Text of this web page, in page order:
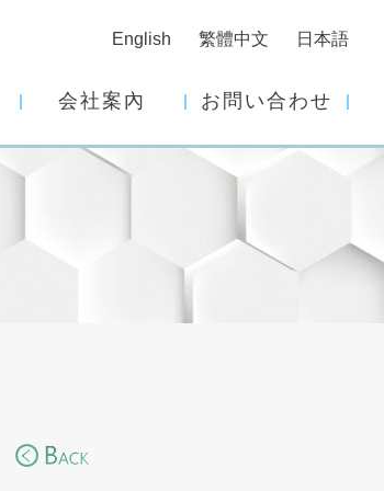
English 繁體中文 日本語
会社案內 お問い合わせ